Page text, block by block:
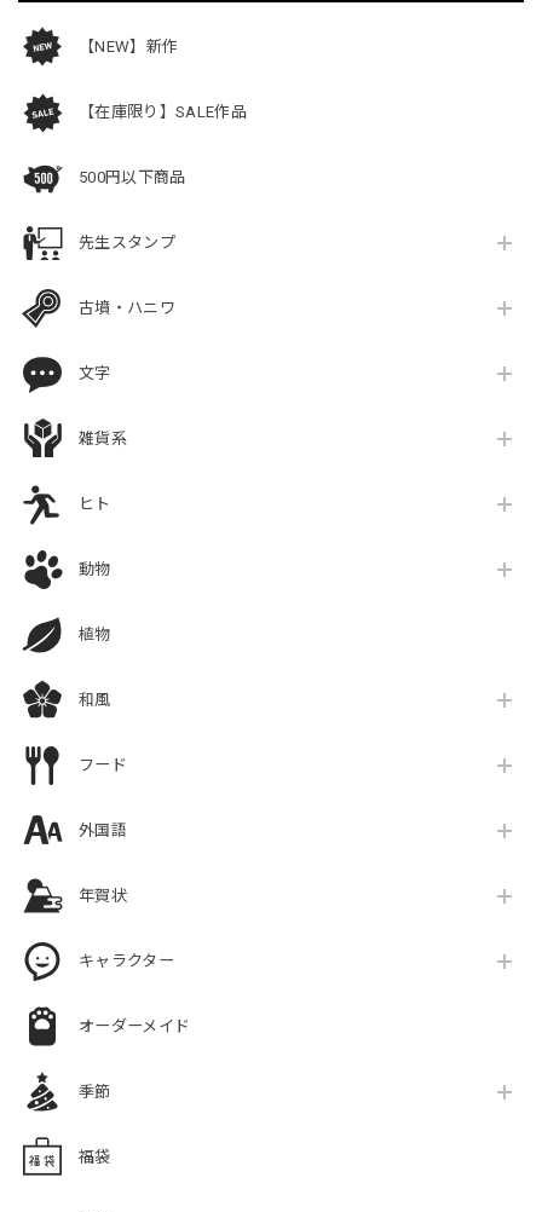
【NEW】新作
【在庫限り】SALE作品
500円以下商品
先生スタンプ
古墳・ハニワ
文字
雑貨系
ヒト
動物
植物
和風
フード
外国語
年賀状
キャラクター
オーダーメイド
季節
福袋